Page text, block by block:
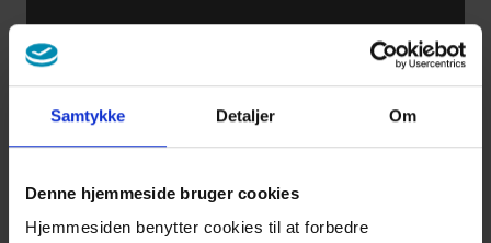
Samtykke Detaljer Om
Denne hjemmeside bruger cookies
Hjemmesiden benytter cookies til at forbedre
Overarm
Om